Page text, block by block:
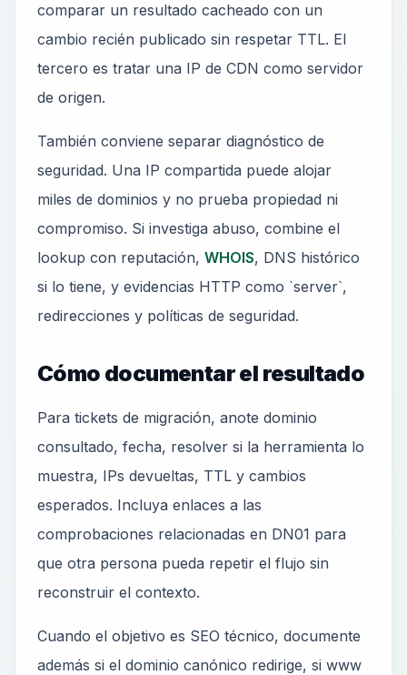
comparar un resultado cacheado con un
cambio recién publicado sin respetar TTL. El
tercero es tratar una IP de CDN como servidor
de origen.
También conviene separar diagnóstico de
seguridad. Una IP compartida puede alojar
miles de dominios y no prueba propiedad ni
compromiso. Si investiga abuso, combine el
lookup con reputación, WHOIS, DNS histórico
si lo tiene, y evidencias HTTP como `server`,
redirecciones y políticas de seguridad.
Cómo documentar el resultado
Para tickets de migración, anote dominio
consultado, fecha, resolver si la herramienta lo
muestra, IPs devueltas, TTL y cambios
esperados. Incluya enlaces a las
comprobaciones relacionadas en DN01 para
que otra persona pueda repetir el flujo sin
reconstruir el contexto.
Cuando el objetivo es SEO técnico, documente
además si el dominio canónico redirige, si www